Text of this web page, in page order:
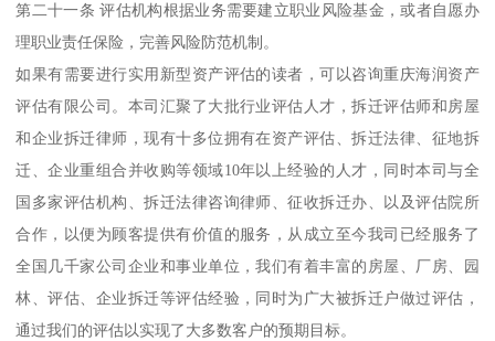
第二十一条 评估机构根据业务需要建立职业风险基金，或者自愿办
理职业责任保险，完善风险防范机制。
如果有需要进行实用新型资产评估的读者，可以咨询重庆海润资产
评估有限公司。本司汇聚了大批行业评估人才，拆迁评估师和房屋
和企业拆迁律师，现有十多位拥有在资产评估、拆迁法律、征地拆
迁、企业重组合并收购等领域10年以上经验的人才，同时本司与全
国多家评估机构、拆迁法律咨询律师、征收拆迁办、以及评估院所
合作，以便为顾客提供有价值的服务，从成立至今我司已经服务了
全国几千家公司企业和事业单位，我们有着丰富的房屋、厂房、园
林、评估、企业拆迁等评估经验，同时为广大被拆迁户做过评估，
通过我们的评估以实现了大多数客户的预期目标。